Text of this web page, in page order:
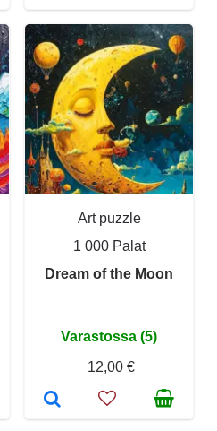
Art puzzle
1 000 Palat
Dream of the Moon
Varastossa (5)
12,00 €